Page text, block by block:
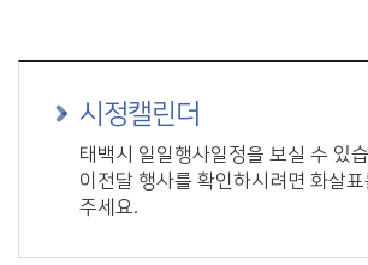
시정캘린더
태백시 일일행사일정을 보실 수 있
이전달 행사를 확인하시려면 화살
주세요.